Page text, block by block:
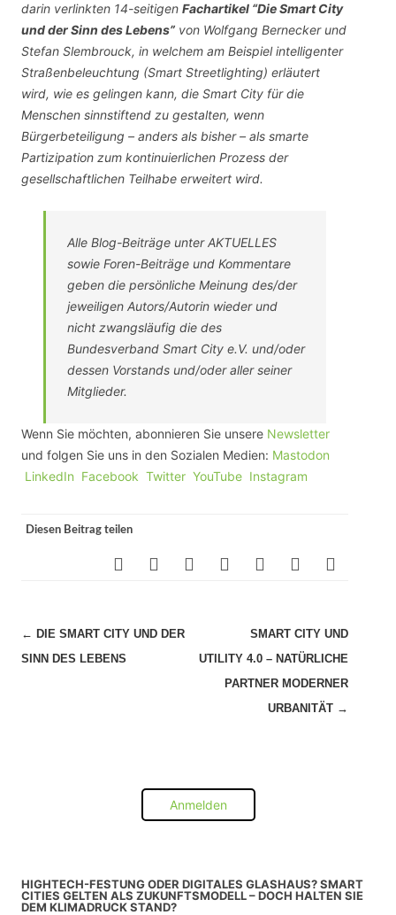
darin verlinkten 14-seitigen Fachartikel “Die Smart City
und der Sinn des Lebens” von Wolfgang Bernecker und
Stefan Slembrouck, in welchem am Beispiel intelligenter
Straßenbeleuchtung (Smart Streetlighting) erläutert
wird, wie es gelingen kann, die Smart City für die
Menschen sinnstiftend zu gestalten, wenn
Bürgerbeteiligung – anders als bisher – als smarte
Partizipation zum kontinuierlichen Prozess der
gesellschaftlichen Teilhabe erweitert wird.
Alle Blog-Beiträge unter AKTUELLES
sowie Foren-Beiträge und Kommentare
geben die persönliche Meinung des/der
jeweiligen Autors/Autorin wieder und
nicht zwangsläufig die des
Bundesverband Smart City e.V. und/oder
dessen Vorstands und/oder aller seiner
Mitglieder.
Wenn Sie möchten, abonnieren Sie unsere Newsletter
und folgen Sie uns in den Sozialen Medien: Mastodon
LinkedIn Facebook Twitter YouTube Instagram
Diesen Beitrag teilen
Beitragsnavigation
← DIE SMART CITY UND DER
SINN DES LEBENS
SMART CITY UND
UTILITY 4.0 – NATÜRLICHE
PARTNER MODERNER
URBANITÄT →
Anmelden
HIGHTECH-FESTUNG ODER DIGITALES GLASHAUS? SMART
CITIES GELTEN ALS ZUKUNFTSMODELL – DOCH HALTEN SIE
DEM KLIMADRUCK STAND?